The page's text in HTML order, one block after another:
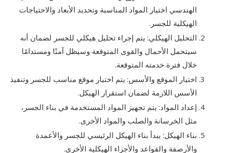
الهندسي اختيار المواد المناسبة وتحديد الأبعاد والاحتياجات
الهيكلية للجسر.
التحليل الهيكلي: يتم إجراء تحليل هيكلي للجسر لضمان أنه
سيتحمل الأحمال والقوى المتوقعة وسيظل آمنًا ومستدامًا
خلال فترة خدمته المتوقعة.
اختيار الموقع والأسس: يتم اختيار موقع مناسب للجسر وتنفيذ
الأسس اللازمة لضمان استقرار الهيكل.
إعداد المواد: يتم تجهيز المواد المستخدمة في بناء الجسر،
مثل الخرسانة والصلب والمواد الأخرى.
بناء الهيكل: يبدأ بناء الهيكل الرئيسي للجسر والأعمدة
والأرصفة والقواعد والأجزاء الهيكلية الأخرى.